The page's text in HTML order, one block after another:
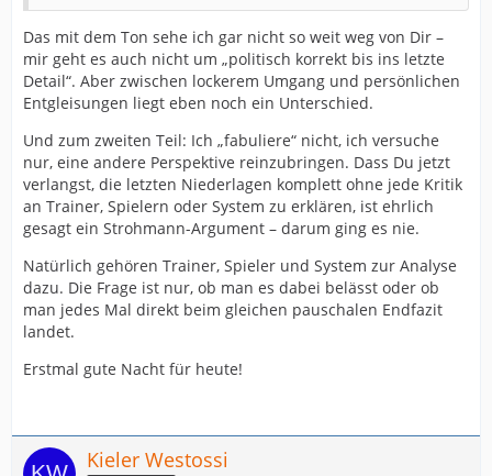
Das mit dem Ton sehe ich gar nicht so weit weg von Dir –
mir geht es auch nicht um „politisch korrekt bis ins letzte
Detail“. Aber zwischen lockerem Umgang und persönlichen
Entgleisungen liegt eben noch ein Unterschied.
Und zum zweiten Teil: Ich „fabuliere“ nicht, ich versuche
nur, eine andere Perspektive reinzubringen. Dass Du jetzt
verlangst, die letzten Niederlagen komplett ohne jede Kritik
an Trainer, Spielern oder System zu erklären, ist ehrlich
gesagt ein Strohmann-Argument – darum ging es nie.
Natürlich gehören Trainer, Spieler und System zur Analyse
dazu. Die Frage ist nur, ob man es dabei belässt oder ob
man jedes Mal direkt beim gleichen pauschalen Endfazit
landet.
Erstmal gute Nacht für heute!
Kieler Westossi